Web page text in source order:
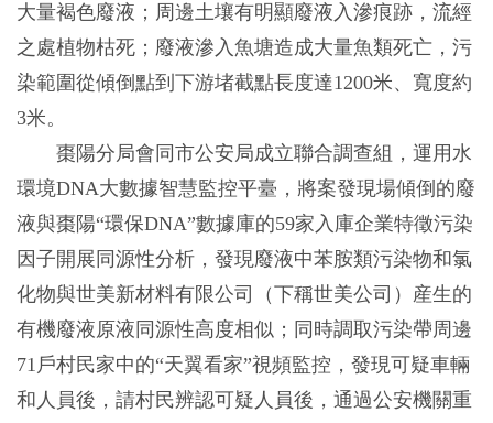
大量褐色廢液；周邊土壤有明顯廢液入滲痕跡，流經
之處植物枯死；廢液滲入魚塘造成大量魚類死亡，污
染範圍從傾倒點到下游堵截點長度達1200米、寬度約
3米。
棗陽分局會同市公安局成立聯合調查組，運用水
環境DNA大數據智慧監控平臺，將案發現場傾倒的廢
液與棗陽“環保DNA”數據庫的59家入庫企業特徵污染
因子開展同源性分析，發現廢液中苯胺類污染物和氯
化物與世美新材料有限公司（下稱世美公司）産生的
有機廢液原液同源性高度相似；同時調取污染帶周邊
71戶村民家中的“天翼看家”視頻監控，發現可疑車輛
和人員後，請村民辨認可疑人員後，通過公安機關重